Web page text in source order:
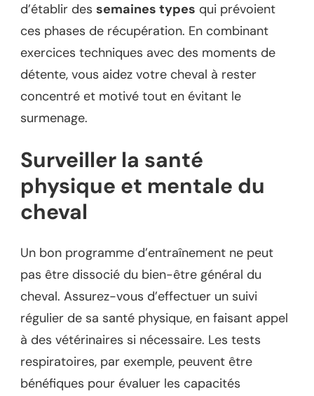
d’établir des semaines types qui prévoient
ces phases de récupération. En combinant
exercices techniques avec des moments de
détente, vous aidez votre cheval à rester
concentré et motivé tout en évitant le
surmenage.
Surveiller la santé
physique et mentale du
cheval
Un bon programme d’entraînement ne peut
pas être dissocié du bien-être général du
cheval. Assurez-vous d’effectuer un suivi
régulier de sa santé physique, en faisant appel
à des vétérinaires si nécessaire. Les tests
respiratoires, par exemple, peuvent être
bénéfiques pour évaluer les capacités